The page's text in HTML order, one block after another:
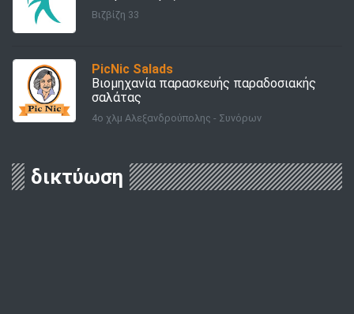
Βιζβίζη 33
PicNic Salads
Βιομηχανία παρασκευής παραδοσιακής
σαλάτας
4ο χλμ Αλεξανδρούπολης - Συνόρων
δικτύωση